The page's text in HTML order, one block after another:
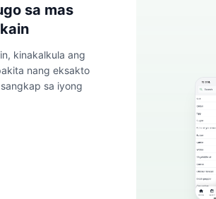
sa mas
kinakalkula ang
nang eksakto
sa iyong